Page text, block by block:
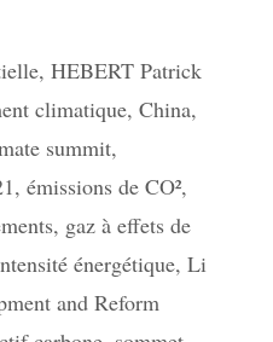
, HEBERT Patrick
climatique, China,
summit,
, émissions de CO²,
, gaz à effets de
énergétique, Li
and Reform